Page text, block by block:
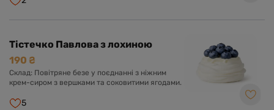
Тістечко Павлова з лохиною
190 ₴
Склад: Повітряне безе у поєднанні з ніжним
крем-сиром з вершками та соковитими ягодами.
5